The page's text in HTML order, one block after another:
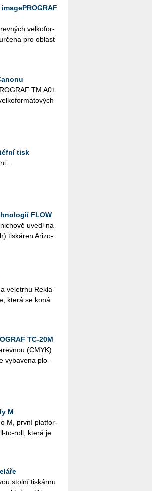
vel­ko­for­
pro ob­last
TM A0+
tisk
FLOW
uvedl na
tis­ká­ren Ari­zo­
ve­letr­hu Re­kla­
která se koná
TC-20M
(CMYK)
vy­ba­ve­na plo­
M
M, první plat­for­
to-roll, která je
stol­ní tis­kár­nu